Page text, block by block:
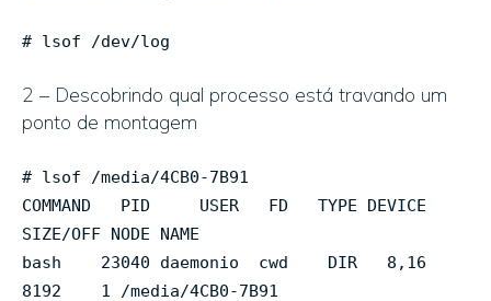
# lsof /dev/log
2 – Descobrindo qual processo está travando um
ponto de montagem
# lsof /media/4CB0-7B91
COMMAND PID USER FD TYPE DEVICE
SIZE/OFF NODE NAME
bash 23040 daemonio cwd DIR 8,16
8192 1 /media/4CB0-7B91